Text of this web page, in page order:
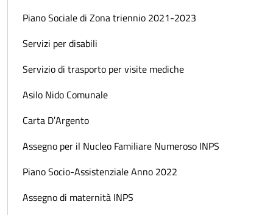
Piano Sociale di Zona triennio 2021-2023
Servizi per disabili
Servizio di trasporto per visite mediche
Asilo Nido Comunale
Carta D′Argento
Assegno per il Nucleo Familiare Numeroso INPS
Piano Socio-Assistenziale Anno 2022
Assegno di maternità INPS